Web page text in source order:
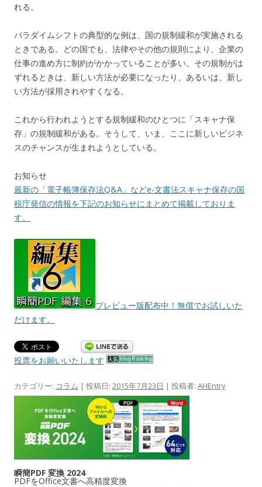
れる。
パラダイムシフトの典型的な例は、国の規制緩和が実施される
ときである。どの国でも、法律やその他の規則により、企業の
仕事の進め方に制約がかかっていることが多い。その規制がは
ずれるときは、新しい方法が必要になったり、あるいは、新し
い方法が採用されやすくなる。
これから行われようとする規制緩和のひとつに「スキャナ保
存」の規制緩和がある。そうして、いま、ここに新しいビジネ
スのチャンスが生まれようとしている。
お知らせ
最新の「電子帳簿保存法Q&A」などe-文書法スキャナ保存の国
税庁発信の情報を下記のお知らせにまとめて掲載しておりま
す。
プレビュー版配布中！無償でお試しいた
だけます。
投票をお願いいたします
カテゴリー: コラム | 投稿日: 2015年7月23日 | 投稿者: AHEntry
瞬簡PDF 変換 2024
PDFをOffice文書へ高精度変換